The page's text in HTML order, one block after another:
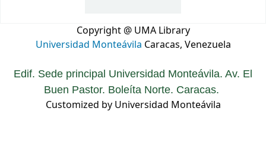
Copyright @ UMA Library
Universidad Monteávila Caracas, Venezuela
Edif. Sede principal Universidad Monteávila. Av. El
Buen Pastor. Boleíta Norte. Caracas.
Customized by Universidad Monteávila